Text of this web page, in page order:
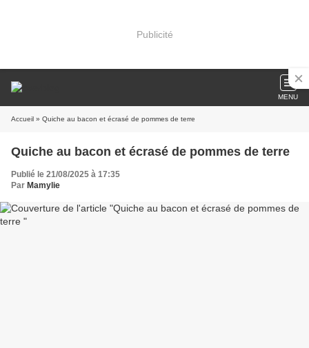
Publicité
MENU
Accueil » Quiche au bacon et écrasé de pommes de terre
Quiche au bacon et écrasé de pommes de terre
Publié le 21/08/2025 à 17:35
Par Mamylie